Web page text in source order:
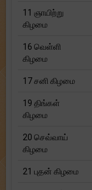
11 ஞாயிற்று
கிழமை
16 வெள்ளி
கிழமை
17 சனி கிழமை
19 திங்கள்
கிழமை
20 செவ்வாய்
கிழமை
21 புதன் கிழமை